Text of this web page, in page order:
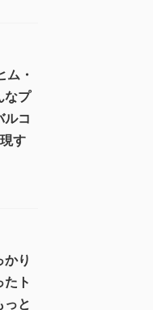
ム・
なプ
コ
す
り
たト
と